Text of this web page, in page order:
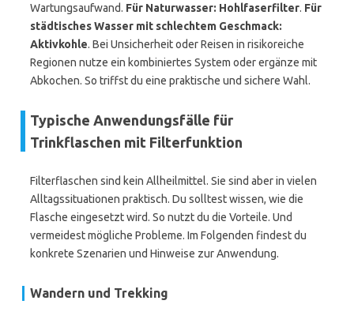
Wartungsaufwand. Für Naturwasser: Hohlfaserfilter. Für
städtisches Wasser mit schlechtem Geschmack:
Aktivkohle. Bei Unsicherheit oder Reisen in risikoreiche
Regionen nutze ein kombiniertes System oder ergänze mit
Abkochen. So triffst du eine praktische und sichere Wahl.
Typische Anwendungsfälle für
Trinkflaschen mit Filterfunktion
Filterflaschen sind kein Allheilmittel. Sie sind aber in vielen
Alltagssituationen praktisch. Du solltest wissen, wie die
Flasche eingesetzt wird. So nutzt du die Vorteile. Und
vermeidest mögliche Probleme. Im Folgenden findest du
konkrete Szenarien und Hinweise zur Anwendung.
Wandern und Trekking